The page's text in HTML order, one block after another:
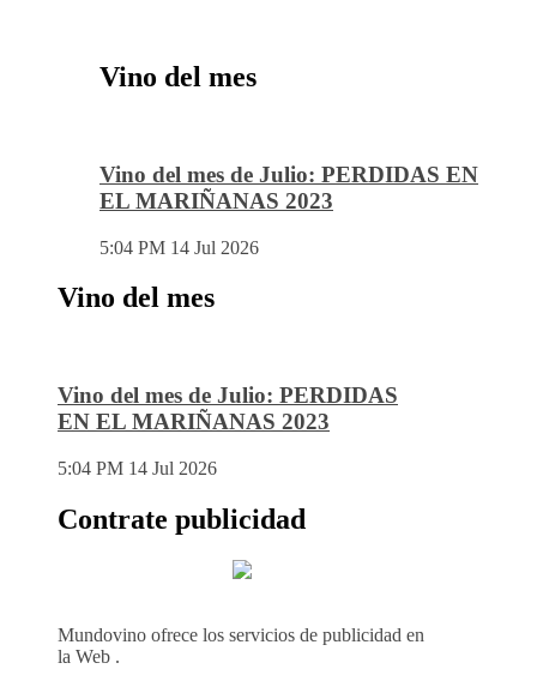
Vino del mes
Vino del mes de Julio: PERDIDAS EN
EL MARIÑANAS 2023
5:04 PM 14 Jul 2026
Vino del mes
Vino del mes de Julio: PERDIDAS
EN EL MARIÑANAS 2023
5:04 PM 14 Jul 2026
Contrate publicidad
Mundovino ofrece los servicios de publicidad en
la Web .